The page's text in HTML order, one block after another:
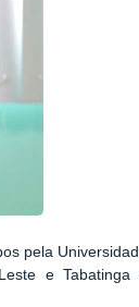
pela
e